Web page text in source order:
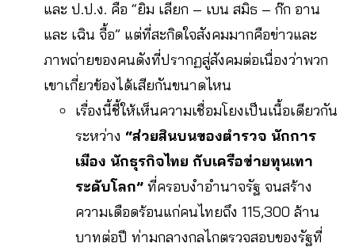
และ ป.ป.ง. คือ “ยิม เลียก – เบน สมิธ – ก๊ก อาน
และ เฉิน จื้อ” แต่ที่สะกิดใจสังคมมากคือข่าวและ
ภาพถ่ายของคนดังที่ปรากฏสู่สังคมต่อเนื่องว่าพวก
เขาเกี่ยวข้องได้เสียกันขนาดไหน
เรื่องนี้ชี้ให้เห็นความเชื่อมโยงเป็นเนื้อเดียวกัน
ระหว่าง “ส่วยสินบนของตำรวจ นักการ
เมือง นักธุรกิจไทย กับเครือข่ายทุนเทา
ระดับโลก” ที่ครอบงำอำนาจรัฐ จนสร้าง
ความเดือดร้อนแก่คนไทยถึง 115,300 ล้าน
บาทต่อปี ท่ามกลางกลไกตรวจสอบของรัฐที่